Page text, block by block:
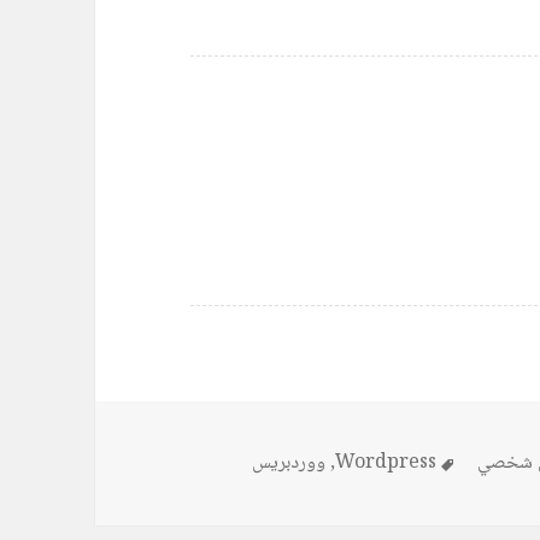
شخصي الوسوم
Wordpress
,ووردبريس